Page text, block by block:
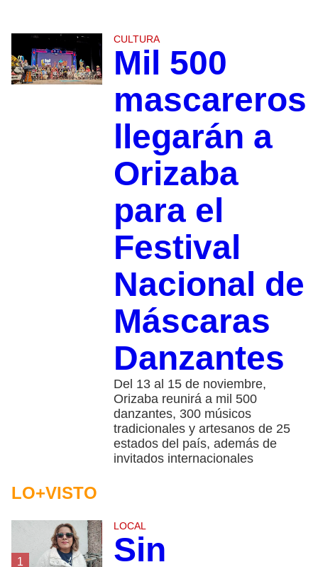
CULTURA
Mil 500
mascareros
llegarán a
Orizaba
para el
Festival
Nacional de
Máscaras
Danzantes
Del 13 al 15 de noviembre,
Orizaba reunirá a mil 500
danzantes, 300 músicos
tradicionales y artesanos de 25
estados del país, además de
invitados internacionales
LO+VISTO
1
LOCAL
Sin